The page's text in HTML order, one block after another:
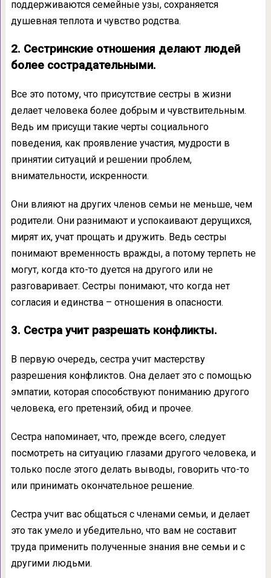
поддерживаются семейные узы, сохраняется
душевная теплота и чувство родства.
2. Сестринские отношения делают людей
более сострадательными.
Все это потому, что присутствие сестры в жизни
делает человека более добрым и чувствительным.
Ведь им присущи такие черты социального
поведения, как проявление участия, мудрости в
принятии ситуаций и решении проблем,
внимательности, искренности.
Они влияют на других членов семьи не меньше, чем
родители. Они разнимают и успокаивают дерущихся,
мирят их, учат прощать и дружить. Ведь сестры
понимают временность вражды, а потому терпеть не
могут, когда кто-то дуется на другого или не
разговаривает. Сестры понимают, что когда нет
согласия и единства – отношения в опасности.
3. Сестра учит разрешать конфликты.
В первую очередь, сестра учит мастерству
разрешения конфликтов. Она делает это с помощью
эмпатии, которая способствуют пониманию другого
человека, его претензий, обид и прочее.
Сестра напоминает, что, прежде всего, следует
посмотреть на ситуацию глазами другого человека, и
только после этого делать выводы, говорить что-то
или принимать окончательное решение.
Сестра учит вас общаться с членами семьи, и делает
это так умело и убедительно, что вам не составит
труда применить полученные знания вне семьи и с
другими людьми.